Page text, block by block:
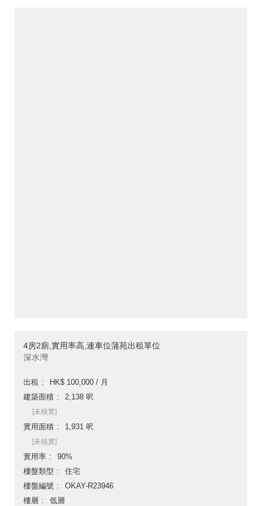
4房2廁,實用率高,連車位蒲苑出租單位
深水灣
出租
HK$ 100,000 / 月
建築面積
2,138 呎
[未核實]
實用面積 1,931 呎
[未核實]
實用率
90%
樓盤類型
住宅
樓盤編號
OKAY-R23946
樓層
低層